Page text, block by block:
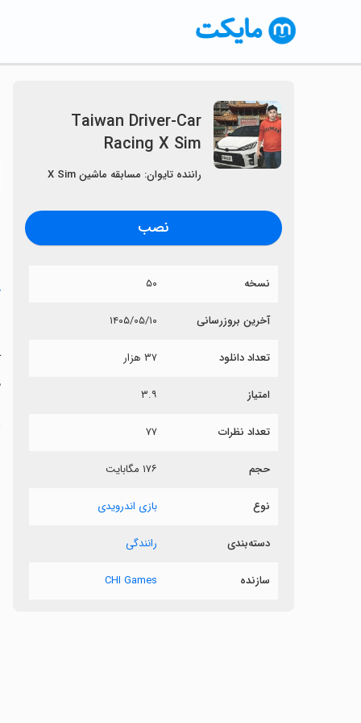
Taiwan Driver-Car
Racing X Sim
راننده تایوان: مسابقه ماشین X Sim
نصب
نسخه ۵۰
آخرین بروزرسانی ۱۴۰۵/۰۵/۱۰
تعداد دانلود ۳۷ هزار
امتیاز ۳.۹
تعداد نظرات ۷۷
حجم ۱۷۶ مگابایت
نوع بازی اندرویدی
دسته‌بندی رانندگی
سازنده CHI Games